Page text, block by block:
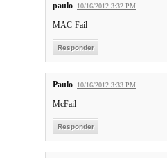
paulo 10/16/2012 3:32 PM
MAC-Fail
Responder
Paulo 10/16/2012 3:33 PM
McFail
Responder